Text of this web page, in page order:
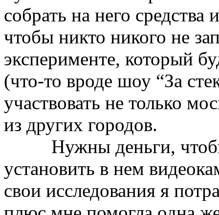
собрать на него
чтобы никто никого не
эксперименте, который
(что-то вроде шоу “За
участвовать не только
из других городов.
Нужны деньги,
установить в нем
свои исследования я